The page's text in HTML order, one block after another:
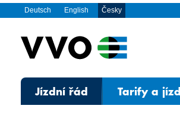
Deutsch English Česky
Jízdní řád Tarify a